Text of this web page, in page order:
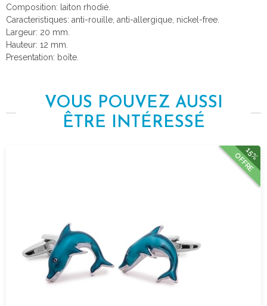
Composition: laiton rhodié.
Caracteristiques: anti-rouille, anti-allergique, nickel-free.
Largeur: 20 mm.
Hauteur: 12 mm.
Presentation: boîte.
VOUS POUVEZ AUSSI
ÊTRE INTÉRESSÉ
15%
OFFRE